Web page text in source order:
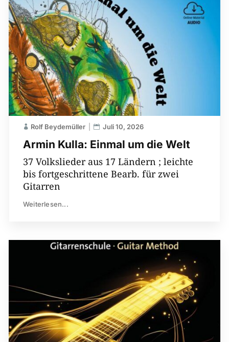
Armin Kulla: Einmal um die Welt
Rolf Beydemüller Juli 10, 2026
37 Volkslieder aus 17 Ländern ; leichte
bis fortgeschrittene Bearb. für zwei
Gitarren
Weiterlesen...